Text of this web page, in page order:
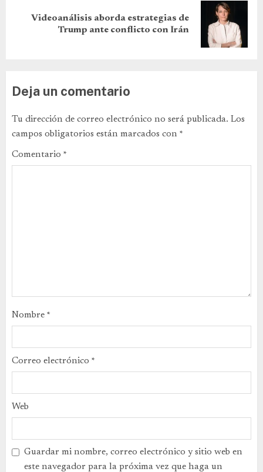
Videoanálisis aborda estrategias de
Trump ante conflicto con Irán
Deja un comentario
Tu dirección de correo electrónico no será publicada. Los
campos obligatorios están marcados con *
Comentario *
Nombre *
Correo electrónico *
Web
Guardar mi nombre, correo electrónico y sitio web en
este navegador para la próxima vez que haga un